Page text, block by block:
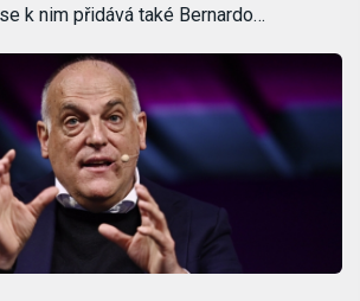
k nim přidává také Bernardo…